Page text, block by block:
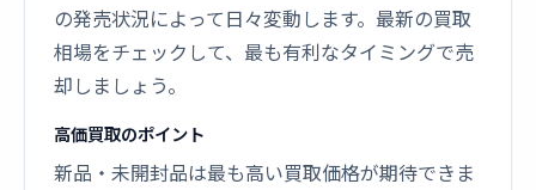
の発売状況によって日々変動します。最新の買取
相場をチェックして、最も有利なタイミングで売
却しましょう。
高価買取のポイント
新品・未開封品は最も高い買取価格が期待できま